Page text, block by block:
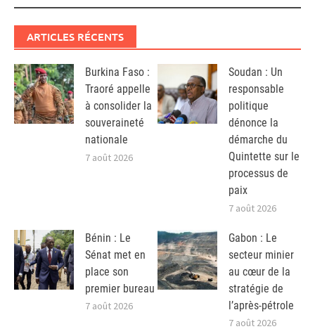
ARTICLES RÉCENTS
Burkina Faso :
Traoré appelle
à consolider la
souveraineté
nationale
7 août 2026
Soudan : Un
responsable
politique
dénonce la
démarche du
Quintette sur le
processus de
paix
7 août 2026
Bénin : Le
Sénat met en
place son
premier bureau
7 août 2026
Gabon : Le
secteur minier
au cœur de la
stratégie de
l’après-pétrole
7 août 2026